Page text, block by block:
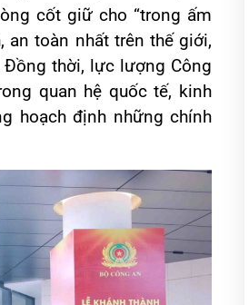
cốt giữ cho “trong ấm
an toàn nhất trên thế giới,
Đồng thời, lực lượng Công
quan hệ quốc tế, kinh
hoạch định những chính